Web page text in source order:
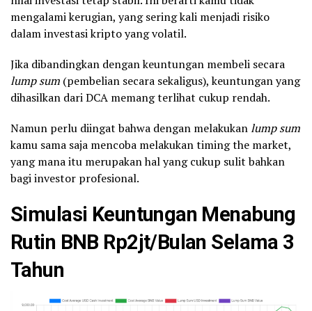
mengalami kerugian, yang sering kali menjadi risiko
dalam investasi kripto yang volatil.
Jika dibandingkan dengan keuntungan membeli secara
lump sum (pembelian secara sekaligus), keuntungan yang
dihasilkan dari DCA memang terlihat cukup rendah.
Namun perlu diingat bahwa dengan melakukanlump sum
kamu sama saja mencoba melakukan timing the market,
yang mana itu merupakan hal yang cukup sulit bahkan
bagi investor profesional.
Simulasi Keuntungan Menabung
Rutin BNB Rp2jt/Bulan Selama 3
Tahun